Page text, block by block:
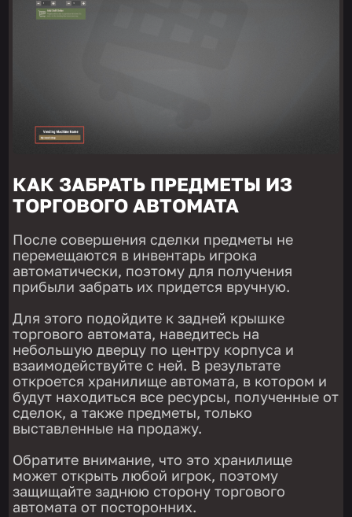
КАК ЗАБРАТЬ ПРЕДМЕТЫ ИЗ
ТОРГОВОГО АВТОМАТА
После совершения сделки предметы не
перемещаются в инвентарь игрока
автоматически, поэтому для получения
прибыли забрать их придется вручную.
Для этого подойдите к задней крышке
торгового автомата, наведитесь на
небольшую дверцу по центру корпуса и
взаимодействуйте с ней. В результате
откроется хранилище автомата, в котором и
будут находиться все ресурсы, полученные от
сделок, а также предметы, только
выставленные на продажу.
Обратите внимание, что это хранилище
может открыть любой игрок, поэтому
защищайте заднюю сторону торгового
автомата от посторонних.